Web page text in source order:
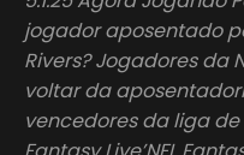
jogador aposentado
Rivers? Jogadores da
voltar da
vencedores da liga de